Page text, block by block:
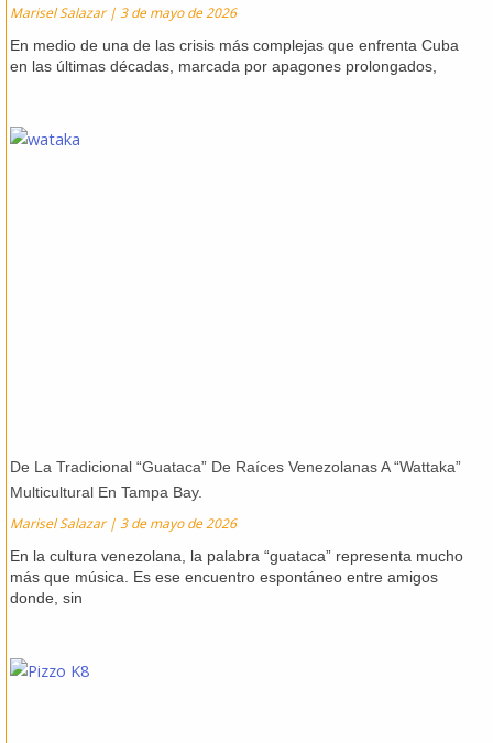
Marisel Salazar 3 de mayo de 2026
En medio de una de las crisis más complejas que enfrenta Cuba
en las últimas décadas, marcada por apagones prolongados,
De La Tradicional “Guataca” De Raíces Venezolanas A “Wattaka”
Multicultural En Tampa Bay.
Marisel Salazar 3 de mayo de 2026
En la cultura venezolana, la palabra “guataca” representa mucho
más que música. Es ese encuentro espontáneo entre amigos
donde, sin